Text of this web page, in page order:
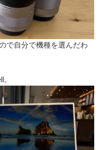
で自分で機種を選んだわ